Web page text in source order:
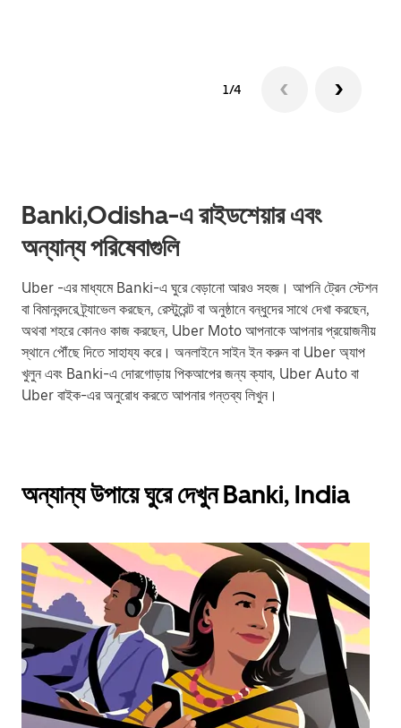
1/4
Banki,Odisha-এ রাইডশেয়ার এবং
অন্যান্য পরিষেবাগুলি
Uber -এর মাধ্যমে Banki-এ ঘুরে বেড়ানো আরও সহজ। আপনি ট্রেন স্টেশন
বা বিমানবন্দরে ট্র্যাভেল করছেন, রেস্টুরেন্ট বা অনুষ্ঠানে বন্ধুদের সাথে দেখা করছেন,
অথবা শহরে কোনও কাজ করছেন, Uber Moto আপনাকে আপনার প্রয়োজনীয়
স্থানে পৌঁছে দিতে সাহায্য করে। অনলাইনে সাইন ইন করুন বা Uber অ্যাপ
খুলুন এবং Banki-এ দোরগোড়ায় পিকআপের জন্য ক্যাব, Uber Auto বা
Uber বাইক-এর অনুরোধ করতে আপনার গন্তব্য লিখুন।
অন্যান্য উপায়ে ঘুরে দেখুন Banki, India